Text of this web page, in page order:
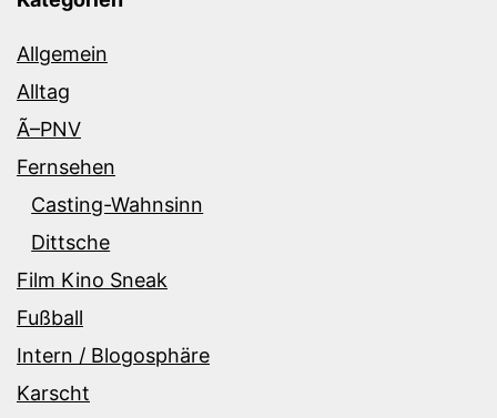
Allgemein
Alltag
Ã–PNV
Fernsehen
Casting-Wahnsinn
Dittsche
Film Kino Sneak
Fußball
Intern / Blogosphäre
Karscht